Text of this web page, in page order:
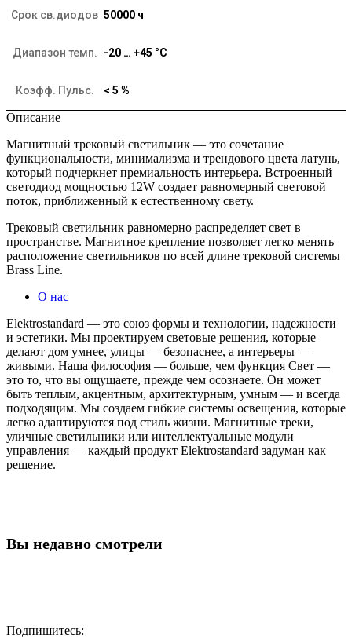
Срок св.диодов 50000 ч
Диапазон темп. -20 … +45 °C
Коэфф. Пульс. < 5 %
Описание
Магнитный трековый светильник — это сочетание
функциональности, минимализма и трендового цвета латунь,
который подчеркнет премиальность интерьера. Встроенный
светодиод мощностью 12W создает равномерный световой
поток, приближенный к естественному свету.
Трековый светильник равномерно распределяет свет в
пространстве. Магнитное крепление позволяет легко менять
расположение светильников по всей длине трековой системы
Brass Line.
О нас
Elektrostandard — это союз формы и технологии, надежности
и эстетики. Мы проектируем световые решения, которые
делают дом умнее, улицы — безопаснее, а интерьеры —
живыми. Наша философия — больше, чем функция Свет —
это то, что вы ощущаете, прежде чем осознаете. Он может
быть теплым, акцентным, архитектурным, умным — и всегда
подходящим. Мы создаем гибкие системы освещения, которые
легко адаптируются под стиль жизни. Магнитные треки,
уличные светильники или интеллектуальные модули
управления — каждый продукт Elektrostandard задуман как
решение.
Вы недавно смотрели
Подпишитесь: